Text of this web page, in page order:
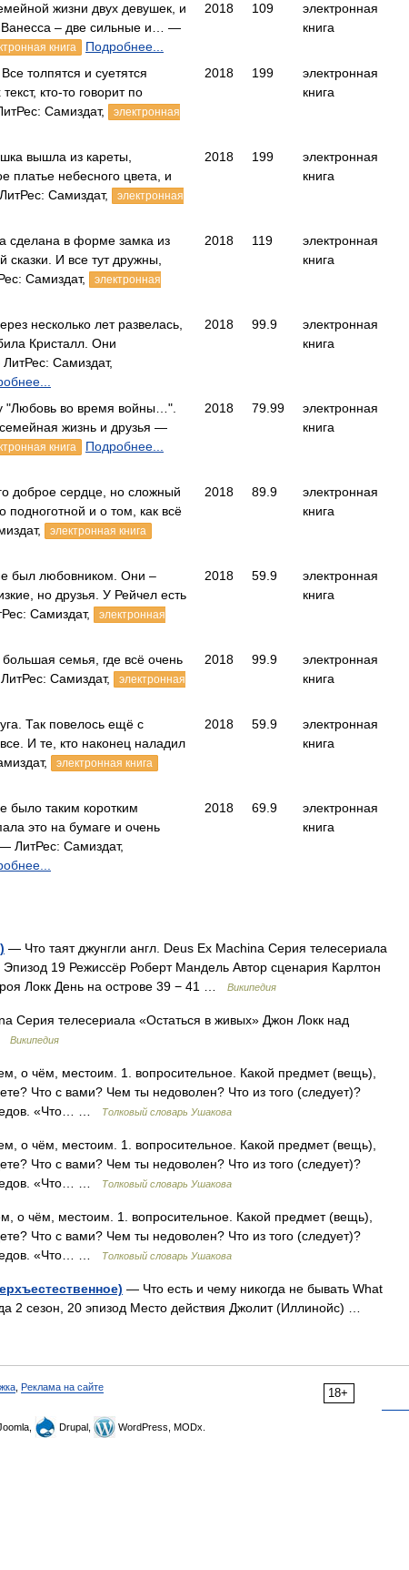
жизни двух девушек, и
– две сильные и… —
книга Подробнее...
2018 109
электронная
книга
толпятся и суетятся
кто-то говорит по
Самиздат,
электронная
2018 199
электронная
книга
вышла из кареты,
платье небесного цвета, и
Самиздат,
электронная
2018 199
электронная
книга
сделана в форме замка из
сказки. И все тут дружны,
Самиздат,
электронная
2018 119
электронная
книга
несколько лет развелась,
Кристалл. Они
Самиздат,
2018 99.9
электронная
книга
"Любовь во время войны…".
жизнь и друзья —
книга Подробнее...
2018 79.99
электронная
книга
доброе сердце, но сложный
подноготной и о том, как всё
электронная книга
2018 89.9
электронная
книга
был любовником. Они –
но друзья. У Рейчел есть
Самиздат,
электронная
2018 59.9
электронная
книга
семья, где всё очень
Самиздат,
электронная
2018 99.9
электронная
книга
Так повелось ещё с
И те, кто наконец наладил
электронная книга
2018 59.9
электронная
книга
было таким коротким
это на бумаге и очень
ЛитРес: Самиздат,
2018 69.9
электронная
книга
— Что таят джунгли англ. Deus Ex Machina Серия телесериала
19 Режиссёр Роберт Мандель Автор сценария Карлтон
Локк День на острове 39 − 41 …
Википедия
Серия телесериала «Остаться в живых» Джон Локк над
Википедия
о чём, местоим. 1. вопросительное. Какой предмет (вещь),
Что с вами? Чем ты недоволен? Что из того (следует)?
«Что… …
Толковый словарь Ушакова
о чём, местоим. 1. вопросительное. Какой предмет (вещь),
Что с вами? Чем ты недоволен? Что из того (следует)?
«Что… …
Толковый словарь Ушакова
о чём, местоим. 1. вопросительное. Какой предмет (вещь),
Что с вами? Чем ты недоволен? Что из того (следует)?
«Что… …
Толковый словарь Ушакова
— Что есть и чему никогда не бывать What
2 сезон, 20 эпизод Место действия Джолит (Иллинойс) …
18+
Реклама на сайте
Drupal, WordPress, MODx.